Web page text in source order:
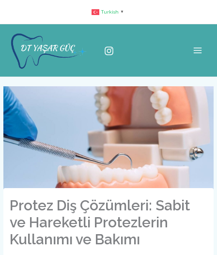
Turkish ▼
Protez Diş Çözümleri: Sabit
ve Hareketli Protezlerin
Kullanımı ve Bakımı